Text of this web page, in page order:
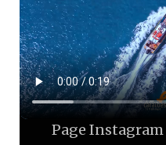
Page Instagram